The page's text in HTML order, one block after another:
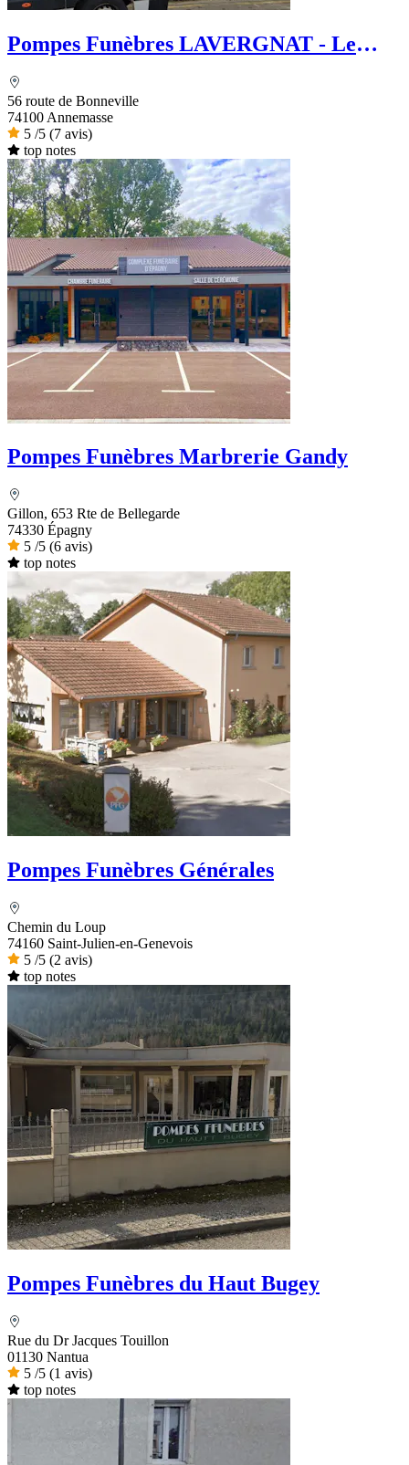
Pompes Funèbres LAVERGNAT - Le
56 route de Bonneville
74100 Annemasse
5 /5 (7 avis)
top notes
Pompes Funèbres Marbrerie Gandy
Gillon, 653 Rte de Bellegarde
74330 Épagny
5 /5 (6 avis)
top notes
Pompes Funèbres Générales
Chemin du Loup
74160 Saint-Julien-en-Genevois
5 /5 (2 avis)
top notes
Pompes Funèbres du Haut Bugey
Rue du Dr Jacques Touillon
01130 Nantua
5 /5 (1 avis)
top notes